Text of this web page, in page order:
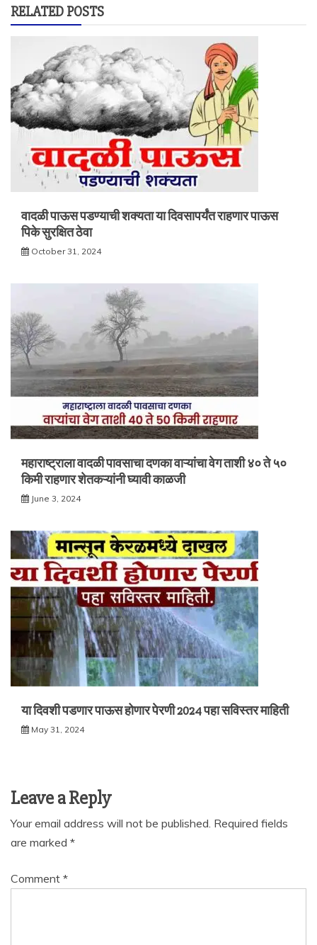
RELATED POSTS
वादळी पाऊस पडण्याची शक्यता या दिवसापर्यंत राहणार पाऊस
पिके सुरक्षित ठेवा
October 31, 2024
महाराष्ट्राला वादळी पावसाचा दणका वाऱ्यांचा वेग ताशी ४० ते ५०
किमी राहणार शेतकऱ्यांनी घ्यावी काळजी
June 3, 2024
या दिवशी पडणार पाऊस होणार पेरणी 2024 पहा सविस्तर माहिती
May 31, 2024
Leave a Reply
Your email address will not be published. Required fields
are marked *
Comment *